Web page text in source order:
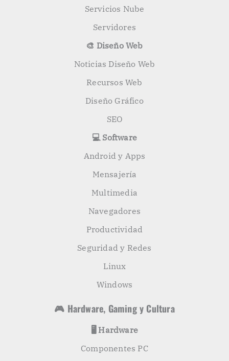
Servicios Nube
Servidores
🎨 Diseño Web
Noticias Diseño Web
Recursos Web
Diseño Gráfico
SEO
💻 Software
Android y Apps
Mensajería
Multimedia
Navegadores
Productividad
Seguridad y Redes
Linux
Windows
🎮 Hardware, Gaming y Cultura
🖥️ Hardware
Componentes PC